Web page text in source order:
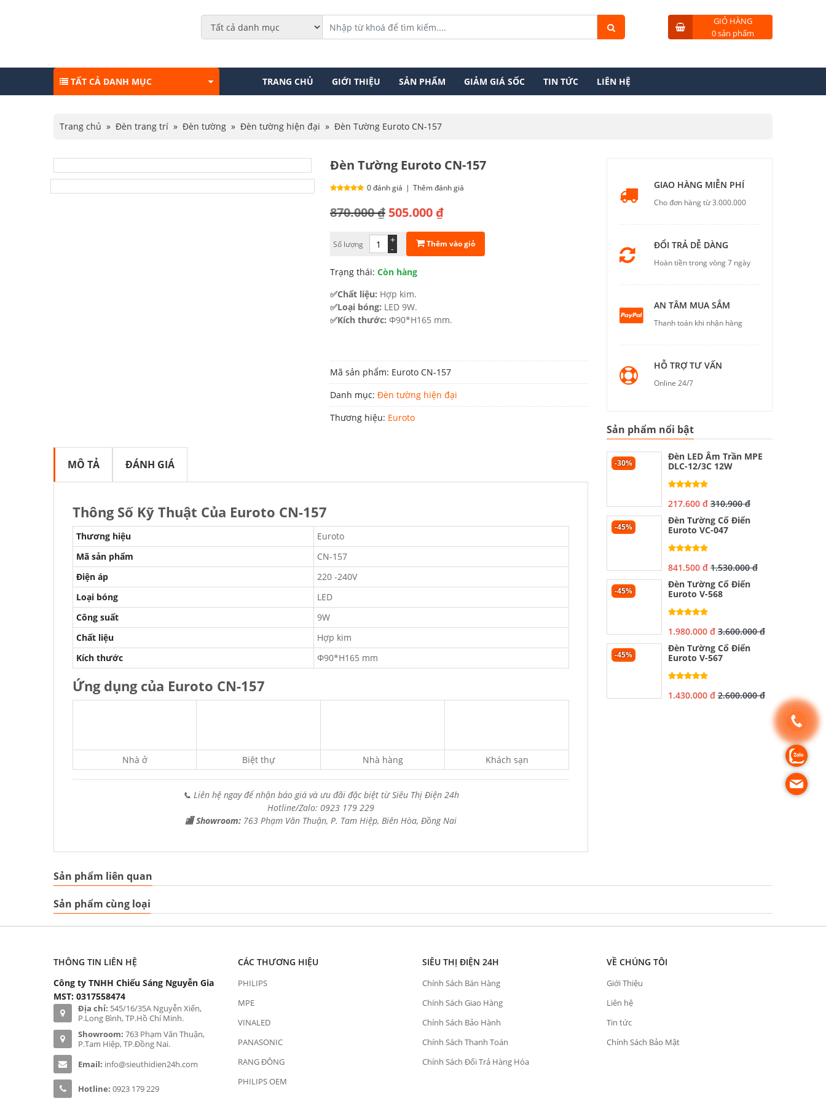
GIỎ HÀNG
0 sản phẩm
TẤT CẢ DANH MỤC TRANG CHỦ GIỚI THIỆU SẢN PHẨM GIẢM GIÁ SỐC TIN TỨC LIÊN HỆ
Trang chủ » Đèn trang trí » Đèn tường » Đèn tường hiện đại » Đèn Tường Euroto CN-157
Đèn Tường Euroto CN-157
0 đánh giá | Thêm đánh giá
870.000₫
Giá
là:
870.000 ₫.
505.000 ₫
Giá
tại
là:
505.000 ₫.
Số lượng -
+ Thêm vào giỏ
Trạng thái: Còn hàng
✅Chất liệu: Hợp kim.
✅Loại bóng: LED 9W.
✅Kích thước: Φ90*H165 mm.
Mã sản phẩm: Euroto CN-157
Danh mục: Đèn tường hiện đại
Thương hiệu: Euroto
MÔ TẢ ĐÁNH GIÁ
Thông Số Kỹ Thuật Của Euroto CN-157
Thương hiệu
Euroto
Mã sản phẩm
CN-157
Điện áp
220 -240V
Loại bóng
LED
Công suất
9W
Chất liệu
Hợp kim
Kích thước
Φ90*H165 mm
Ứng dụng của Euroto CN-157
Nhà ở Biệt thự Nhà hàng Khách sạn
📞 Liên hệ ngay để nhận báo giá và ưu đãi đặc biệt từ Siêu Thị Điện 24h
Hotline/Zalo: 0923 179 229
🏬 Showroom: 763 Phạm Văn Thuận, P. Tam Hiệp, Biên Hòa, Đồng Nai
GIAO HÀNG MIỄN PHÍ
Cho đơn hàng từ 3.000.000
ĐỔI TRẢ DỄ DÀNG
Hoàn tiền trong vòng 7 ngày
AN TÂM MUA SẮM
Thanh toán khi nhận hàng
HỖ TRỢ TƯ VẤN
Online 24/7
Sản phẩm nổi bật
-30%
Đèn LED Âm Trần MPE
DLC-12/3C 12W
217.600 đ 310.900 đ
-45%
Đèn Tường Cổ Điển
Euroto VC-047
841.500 đ 1.530.000 đ
-45%
Đèn Tường Cổ Điển
Euroto V-568
1.980.000 đ 3.600.000 đ
-45%
Đèn Tường Cổ Điển
Euroto V-567
1.430.000 đ 2.600.000 đ
Sản phẩm liên quan
Sản phẩm cùng loại
THÔNG TIN LIÊN HỆ
Công ty TNHH Chiếu Sáng Nguyễn Gia
MST: 0317558474
Địa chỉ: 545/16/35A Nguyễn Xiển,
P.Long Bình, TP.Hồ Chí Minh.
Showroom: 763 Phạm Văn Thuận,
P.Tam Hiệp, TP.Đồng Nai.
Email: info@sieuthidien24h.com
Hotline: 0923 179 229
CÁC THƯƠNG HIỆU
PHILIPS
MPE
VINALED
PANASONIC
RẠNG ĐÔNG
PHILIPS OEM
SIÊU THỊ ĐIỆN 24H
Chính Sách Bán Hàng
Chính Sách Giao Hàng
Chính Sách Bảo Hành
Chính Sách Thanh Toán
Chính Sách Đổi Trả Hàng Hóa
VỀ CHÚNG TÔI
Giới Thiệu
Liên hệ
Tin tức
Chính Sách Bảo Mật